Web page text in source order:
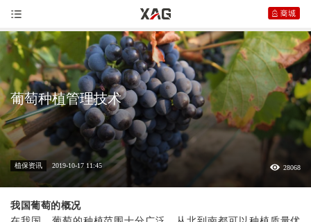
葡萄种植管理技术
植保资讯 2019-10-17 11:45 28068
我国葡萄的概况